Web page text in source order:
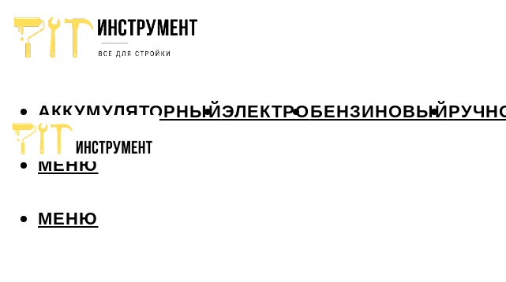
АККУМУЛЯТОРНЫЙЭЛЕКТРОБЕНЗИНОВЫЙ
МЕНЮ
МЕНЮ